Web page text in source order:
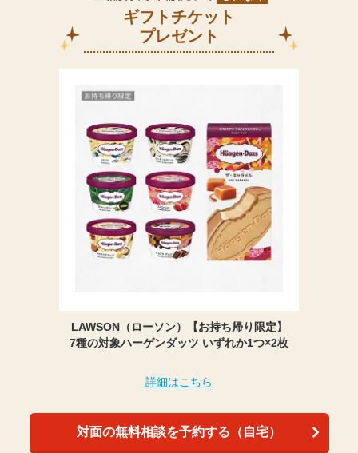
ギフトチケット
プレゼント
LAWSON（ローソン）【お持ち帰り限定】
7種の対象ハーゲンダッツ いずれか1つ×2枚
詳細はこちら
対面の無料相談を予約する（自宅）